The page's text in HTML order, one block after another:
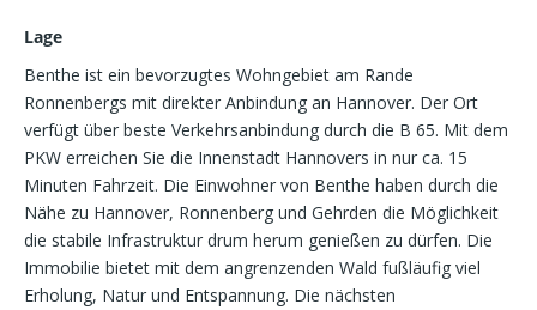
Lage
Benthe ist ein bevorzugtes Wohngebiet am Rande
Ronnenbergs mit direkter Anbindung an Hannover. Der Ort
verfügt über beste Verkehrsanbindung durch die B 65. Mit dem
PKW erreichen Sie die Innenstadt Hannovers in nur ca. 15
Minuten Fahrzeit. Die Einwohner von Benthe haben durch die
Nähe zu Hannover, Ronnenberg und Gehrden die Möglichkeit
die stabile Infrastruktur drum herum genießen zu dürfen. Die
Immobilie bietet mit dem angrenzenden Wald fußläufig viel
Erholung, Natur und Entspannung. Die nächsten